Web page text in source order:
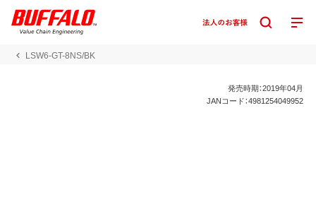
LSW6-GT-8NS/BK
発売時期：2019年04月
JANコード：4981254049952